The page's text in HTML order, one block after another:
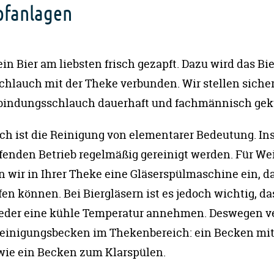
Bier am liebsten frisch gezapft. Dazu wird das
mit der Theke verbunden. Wir stellen
dauerhaft und fachmännisch
ist die Reinigung von elementarer Bedeutung.
Betrieb regelmäßig gereinigt werden. Für
wir in Ihrer Theke eine Gläserspülmaschine ein,
können. Bei Biergläsern ist es jedoch wichtig,
eine kühle Temperatur annehmen. Deswegen
im Thekenbereich: ein Becken
ein Becken zum Klarspülen.